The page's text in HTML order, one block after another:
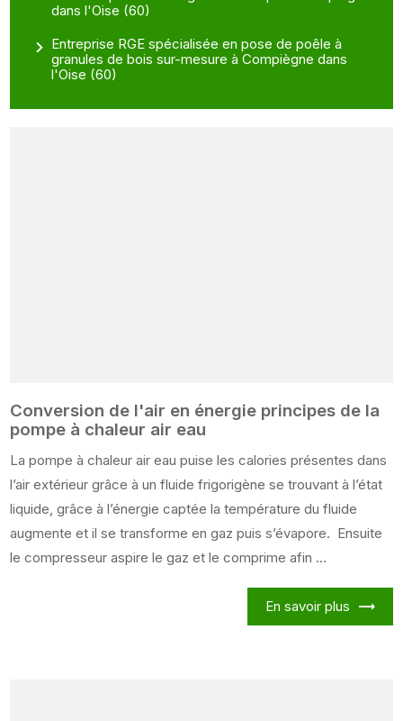
dans l'Oise (60)
Entreprise RGE spécialisée en pose de poêle à
granules de bois sur-mesure à Compiègne dans
l'Oise (60)
Conversion de l'air en énergie principes de la
pompe à chaleur air eau
La pompe à chaleur air eau puise les calories présentes dans
l’air extérieur grâce à un fluide frigorigène se trouvant à l’état
liquide, grâce à l’énergie captée la température du fluide
augmente et il se transforme en gaz puis s’évapore. Ensuite
le compresseur aspire le gaz et le comprime afin ...
En savoir plus